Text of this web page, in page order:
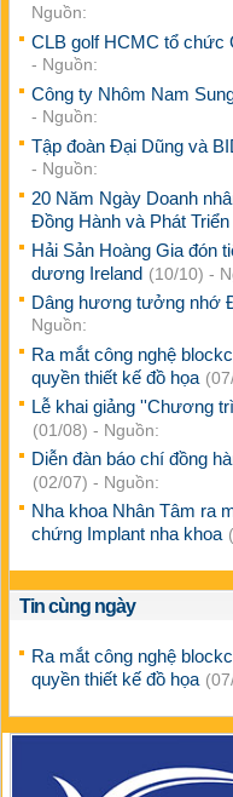
Nguồn:
CLB golf HCMC tổ chức
- Nguồn:
Công ty Nhôm Nam
- Nguồn:
Tập đoàn Đại Dũng và
- Nguồn:
20 Năm Ngày Doanh
Đồng Hành và Phát Triển
Hải Sản Hoàng Gia đón
dương Ireland (10/10) -
Dâng hương tưởng nhớ
Nguồn:
Ra mắt công nghệ
quyền thiết kế đồ họa
Lễ khai giảng ''Chương
(01/08) - Nguồn:
Diễn đàn báo chí đồng
(02/07) - Nguồn:
Nha khoa Nhân Tâm ra
chứng Implant nha khoa
Tin cùng ngày
Ra mắt công nghệ
quyền thiết kế đồ họa